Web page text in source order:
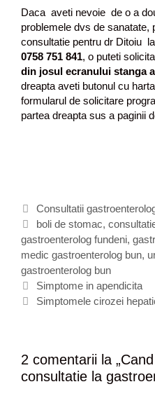
Daca aveti nevoie de o a
problemele dvs de sanatate,
consultatie pentru dr Ditoiu
0758 751 841, o puteti
din josul ecranului stanga
dreapta aveti butonul cu
formularul de solicitare
partea dreapta sus a paginii
C
a
t
e
g
o
r
Consultatii
E
t
i
c
h
e
boli de stomac,
gastroenterolog fundeni,
medic gastroenterolog bun,
gastroenterolog bun
N
a
a
r
Simptome in apendicita
Simptomele cirozei
2 comentarii la „
consultatie la